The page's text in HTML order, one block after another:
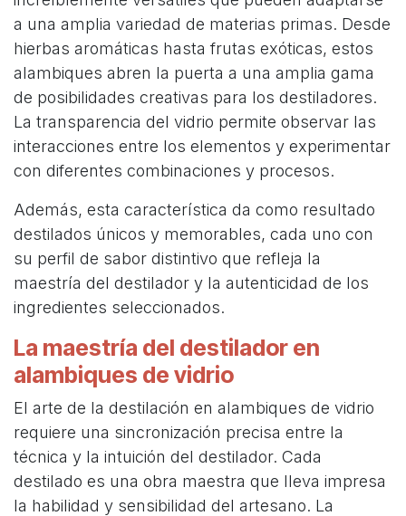
a una amplia variedad de materias primas. Desde
hierbas aromáticas hasta frutas exóticas, estos
alambiques abren la puerta a una amplia gama
de posibilidades creativas para los destiladores.
La transparencia del vidrio permite observar las
interacciones entre los elementos y experimentar
con diferentes combinaciones y procesos.
Además, esta característica da como resultado
destilados únicos y memorables, cada uno con
su perfil de sabor distintivo que refleja la
maestría del destilador y la autenticidad de los
ingredientes seleccionados.
La maestría del destilador en
alambiques de vidrio
El arte de la destilación en alambiques de vidrio
requiere una sincronización precisa entre la
técnica y la intuición del destilador. Cada
destilado es una obra maestra que lleva impresa
la habilidad y sensibilidad del artesano. La